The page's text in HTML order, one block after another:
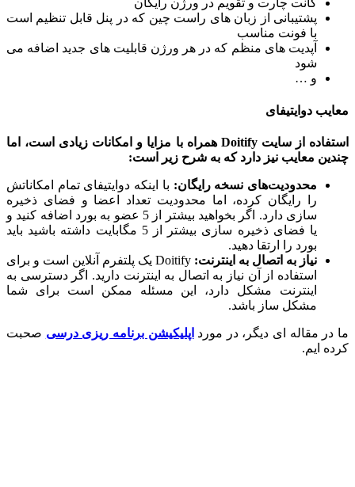
گانت چارت و تقویم در ورژن رایگان
پشتیبانی از زبان های راست چین که در پنل قابل تنظیم است
با فونت مناسب
آپدیت های منظم که در هر ورژن قابلیت های جدید اضافه می
و …
دوایتیفای
از سایت
Doitify همراه با مزایا و امکانات زیادی است، اما
معایب نیز دارد که به شرح زیر است:
محدودیت‌های نسخه رایگان :با اینکه دوایتیفای تمام امکاناتش
را رایگان کرده، اما محدودیت تعداد اعضا و فضای ذخیره
سازی دارد. اگر بخواهید بیشتر از 5 عضو به بورد اضافه کنید و
یا فضای ذخیره سازی بیشتر از 5 مگابایت داشته باشید باید
بورد را ارتقا دهید.
نیاز به اتصال به اینترنت:
Doitify یک پلتفرم آنلاین است و برای
استفاده از آن نیاز به اتصال به اینترنت دارید. اگر دسترسی به
اینترنت مشکل دارد، این مسئله ممکن است برای شما
مشکل ساز باشد.
مقاله ای دیگر، در مورداپلیکیشن برنامه ریزی درسیصحبت
ایم.